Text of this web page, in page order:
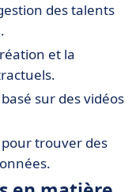
des talents
et la
sur des vidéos
trouver des